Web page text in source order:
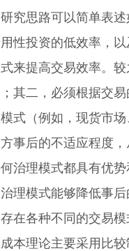
究思路可以简单表
性投资的低效率，
来提高交易效率。较
其二，必须根据交
式（例如，现货市
事后的不适应程度
治理模式都具有优
理模式能够降低事
在各种不同的交易
本理论主要采用比